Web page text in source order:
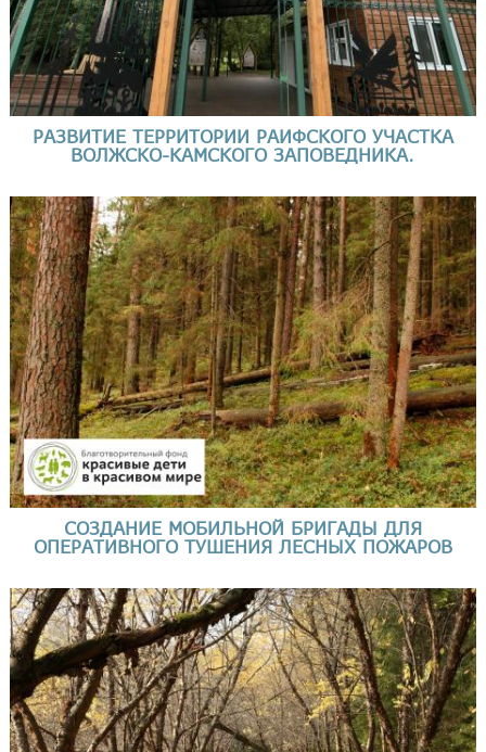
РАЗВИТИЕ ТЕРРИТОРИИ РАИФСКОГО УЧАСТКА
ВОЛЖСКО-КАМСКОГО ЗАПОВЕДНИКА.
СОЗДАНИЕ МОБИЛЬНОЙ БРИГАДЫ ДЛЯ
ОПЕРАТИВНОГО ТУШЕНИЯ ЛЕСНЫХ ПОЖАРОВ